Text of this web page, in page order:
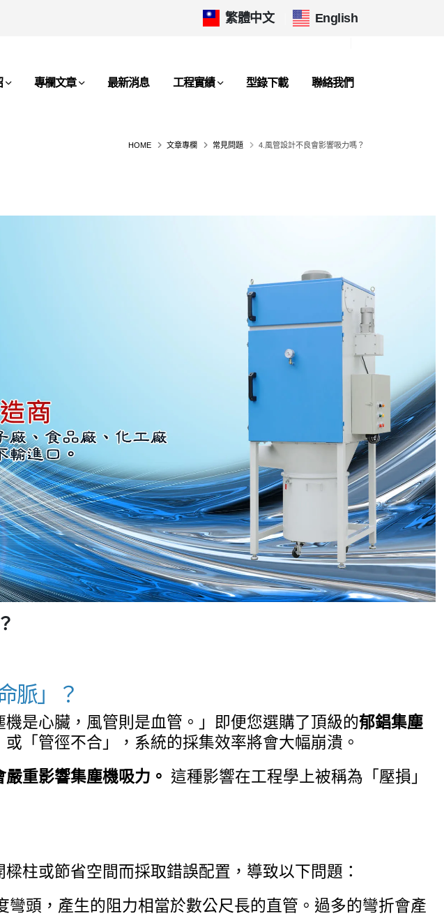
繁體中文 English
專欄文章 最新消息 工程實績 型錄下載 聯絡我們
HOME 文章專欄 常見問題 4.風管設計不良會影響吸力嗎？
脈」？
是心臟，風管則是血管。」即便您選購了頂級的郁錩集塵
「管徑不合」，系統的採集效率將會大幅崩潰。
重影響集塵機吸力。 這種影響在工程學上被稱為「壓損」
柱或節省空間而採取錯誤配置，導致以下問題：
彎頭，產生的阻力相當於數公尺長的直管。過多的彎折會產